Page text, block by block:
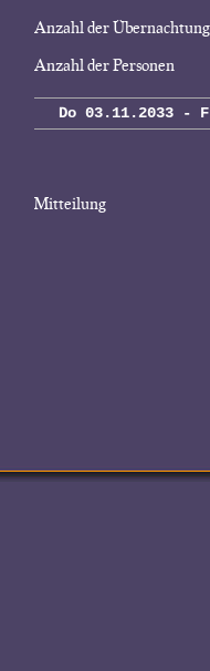
Anzahl der
Anzahl der Personen
Do 03.11.2033 -
Mitteilung